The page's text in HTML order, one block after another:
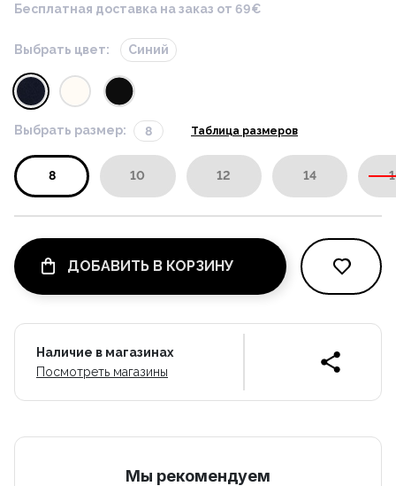
Бесплатная доставка на заказ от 69€
Выбрать цвет: Синий
Выбрать размер: 8 Таблица размеров
8 10 12 14
ДОБАВИТЬ В КОРЗИНУ
Наличие в магазинах
Посмотреть магазины
Mы рекомендуем